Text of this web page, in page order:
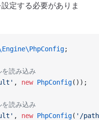
設定する必要がありま
;
読み込み
, new PhpConfig());
読み込み
, new PhpConfig( '/